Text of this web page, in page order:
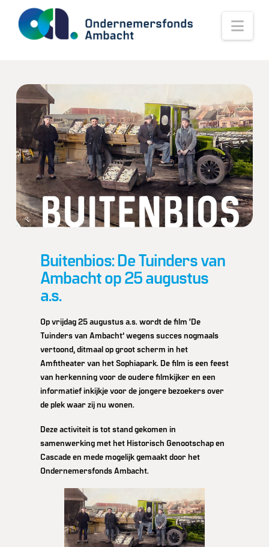
Buitenbios: De Tuinders van
Ambacht op 25 augustus
a.s.
Op vrijdag 25 augustus a.s. wordt de film ‘De
Tuinders van Ambacht’ wegens succes nogmaals
vertoond, ditmaal op groot scherm in het
Amfitheater van het Sophiapark. De film is een feest
van herkenning voor de oudere filmkijker en een
informatief inkijkje voor de jongere bezoekers over
de plek waar zij nu wonen.
Deze activiteit is tot stand gekomen in
samenwerking met het Historisch Genootschap en
Cascade en mede mogelijk gemaakt door het
Ondernemersfonds Ambacht.